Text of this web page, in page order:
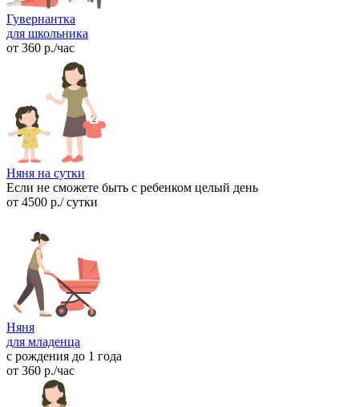
Гувернантка
для школьника
от 360 р./час
Няня на сутки
Если не сможете быть с ребенком целый день
от 4500 р./ сутки
Няня
для младенца
с рождения до 1 года
от 360 р./час